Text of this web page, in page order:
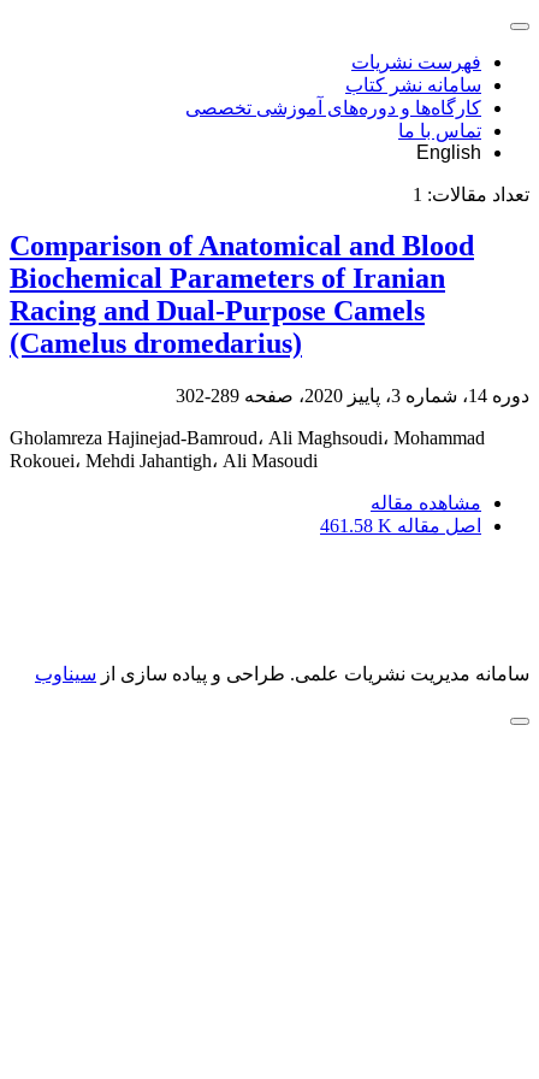
فهرست نشریات
سامانه نشر کتاب
کارگاه‌ها و دوره‌های آموزشی تخصصی
تماس با ما
English
تعداد مقالات: 1
Comparison of Anatomical and Blood
Biochemical Parameters of Iranian
Racing and Dual-Purpose Camels
(Camelus dromedarius)
دوره 14، شماره 3، پاییز 2020، صفحه 289-302
Gholamreza Hajinejad-Bamroud، Ali Maghsoudi، Mohammad
Rokouei، Mehdi Jahantigh، Ali Masoudi
مشاهده مقاله
اصل مقاله 461.58 K
سامانه مدیریت نشریات علمی. طراحی و پیاده سازی از سیناوب